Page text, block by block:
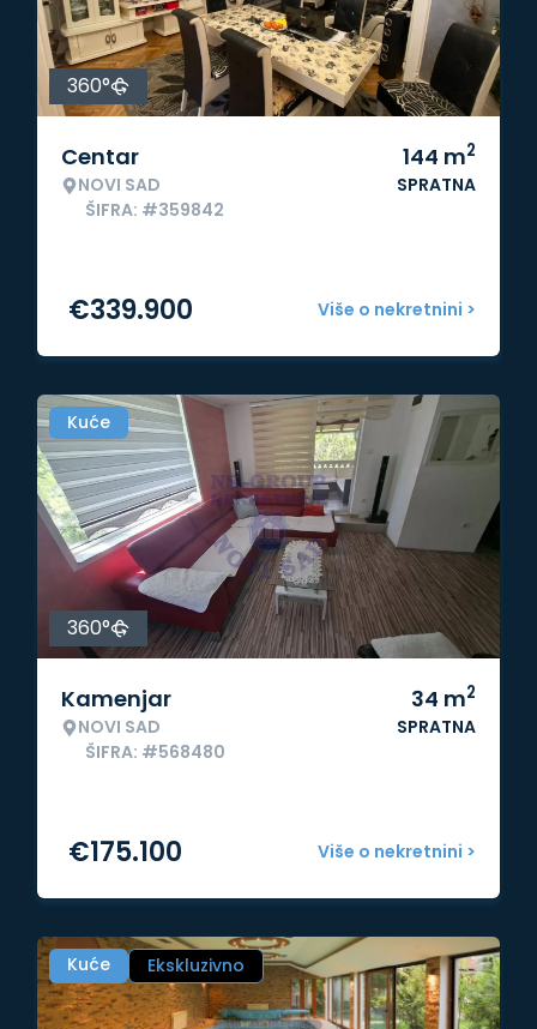
360°
Centar
NOVI SAD
ŠIFRA: #359842
144 m2
SPRATNA
Više o nekretnini >
€339.900
Kuće
360°
Kamenjar
NOVI SAD
ŠIFRA: #568480
34 m2
SPRATNA
Više o nekretnini >
€175.100
Kuće Ekskluzivno